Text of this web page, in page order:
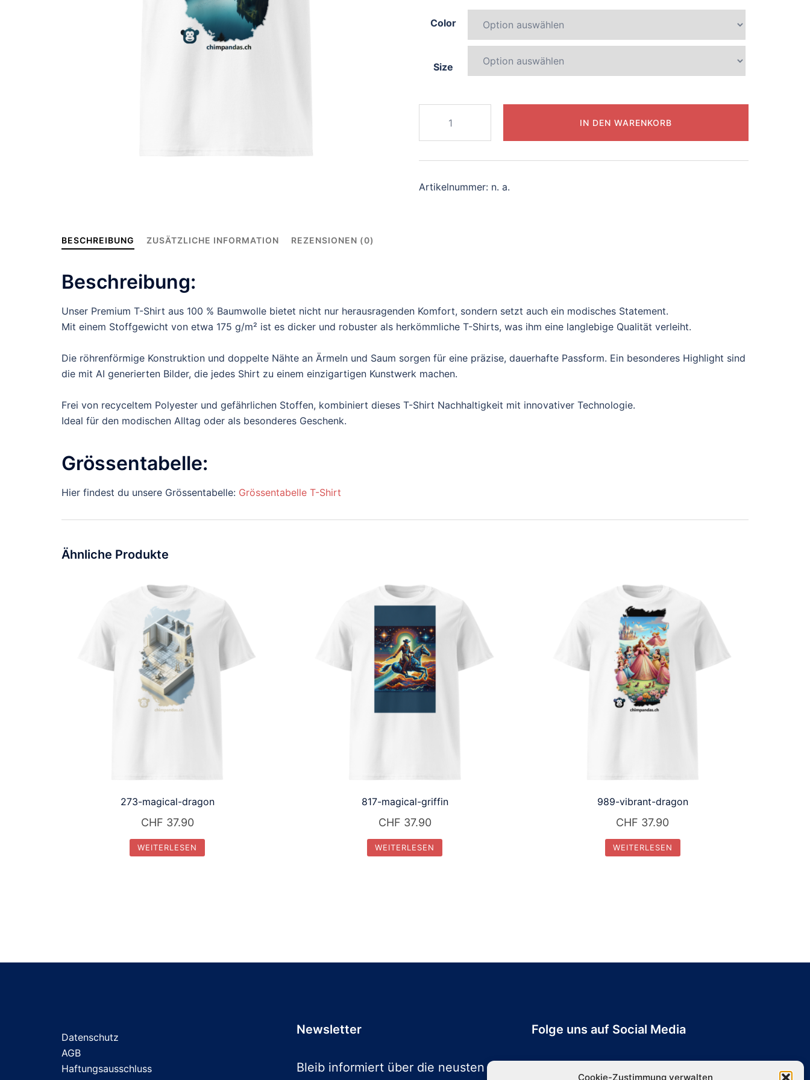
Cookie-Zustimmung verwalten
Color
Size
radiant-
griffin
Menge
IN DEN WARENKORB
Artikelnummer: n. a.
BESCHREIBUNG ZUSÄTZLICHE INFORMATION REZENSIONEN (0)
Beschreibung:
Unser Premium T-Shirt aus 100 % Baumwolle bietet nicht nur herausragenden Komfort, sondern setzt auch ein modisches Statement.
Mit einem Stoffgewicht von etwa 175 g/m² ist es dicker und robuster als herkömmliche T-Shirts, was ihm eine langlebige Qualität verleiht.
Die röhrenförmige Konstruktion und doppelte Nähte an Ärmeln und Saum sorgen für eine präzise, dauerhafte Passform. Ein besonderes Highlight sind
die mit AI generierten Bilder, die jedes Shirt zu einem einzigartigen Kunstwerk machen.
Frei von recyceltem Polyester und gefährlichen Stoffen, kombiniert dieses T-Shirt Nachhaltigkeit mit innovativer Technologie.
Ideal für den modischen Alltag oder als besonderes Geschenk.
Grössentabelle:
Hier findest du unsere Grössentabelle: Grössentabelle T-Shirt
Ähnliche Produkte
273-magical-dragon
CHF 37.90
WEITERLESEN
817-magical-griffin
CHF 37.90
WEITERLESEN
989-vibrant-dragon
CHF 37.90
WEITERLESEN
Datenschutz
AGB
Haftungsausschluss
Newsletter
Bleib informiert über die neusten
Folge uns auf Social Media